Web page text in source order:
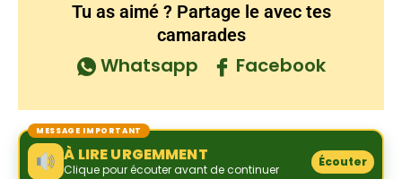
Tu as aimé ? Partage le avec tes
camarades
Whatsapp Facebook
MESSAGE IMPORTANT
À LIRE URGEMMENT
Clique pour écouter avant de continuer
Écouter